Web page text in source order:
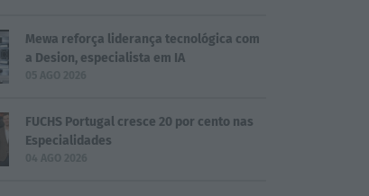
Mewa reforça liderança tecnológica com
a Desion, especialista em IA
FUCHS Portugal cresce 20 por cento nas
Especialidades